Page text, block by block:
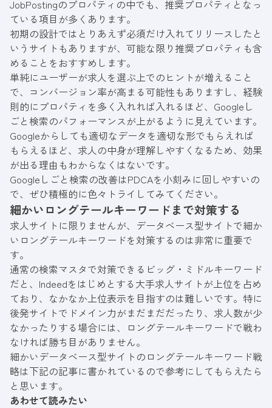
JobPostingのプロパティの中でも、推奨プロパティとなっ
ている項目が多くあります。
初期の設計ではとりあえず必須だけ入れてリリースしたと
いうサイトもありますが、可能な限り推奨プロパティも含
めることをおすすめします。
単純にユーザーが求人を選ぶ上でのヒントが増えること
で、コンバージョン率が高まる可能性もありますし、経験
則的にプロパティを多く入れれば入れるほど、Googleし
ごと検索のパフォーマンスが上がるように見えています。
Googleからしても適切なデータを適切な形でもらえれば
もらえるほど、求人の中身が理解しやすくなるため、効果
が出る理由もわからなくはないです。
Googleしごと検索の改善はPDCAを小刻みに回しやすいの
で、ぜひ積極的に色々トライしてみてください。
細かいロングテールキーワードまで対策する
求人サイトに限りませんが、データベース型サイトで細か
いロングテールキーワードを対策するのは非常に重要で
す。
通常の検索マスタで対策できるビッグ・ミドルキーワード
だと、Indeedをはじめとする大手求人サイトが上位を占め
ており、なかなか上位表示を目指すのは難しいです。特に
後発サイトでドメイン力がまだまだだったり、求人数が少
なかったりする場合には、ロングテールキーワードで戦わ
なければ勝ち目がありません。
細かいデータベース型サイトのロングテールキーワード戦
略は下記の記事に書かれているので参考にしてもらえたら
と思います。
あわせて読みたい